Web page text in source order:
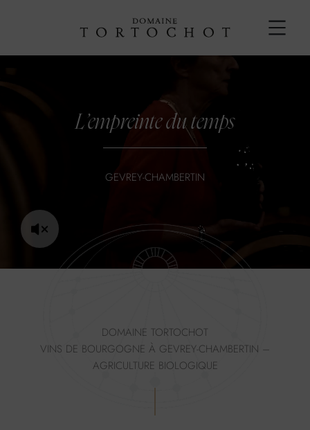
L’empreinte du temps
GEVREY-CHAMBERTIN
DOMAINE TORTOCHOT
VINS DE BOURGOGNE À GEVREY-CHAMBERTIN –
AGRICULTURE BIOLOGIQUE